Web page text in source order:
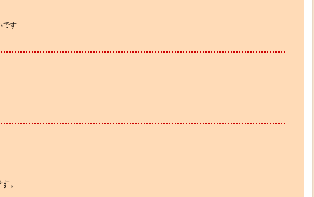
です
。